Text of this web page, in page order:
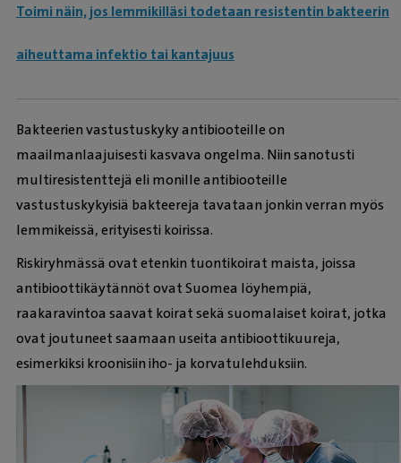
Toimi näin, jos lemmikilläsi todetaan resistentin bakteerin
aiheuttama infektio tai kantajuus
Bakteerien vastustuskyky antibiooteille on
maailmanlaajuisesti kasvava ongelma. Niin sanotusti
multiresistenttejä eli monille antibiooteille
vastustuskykyisiä bakteereja tavataan jonkin verran myös
lemmikeissä, erityisesti koirissa.
Riskiryhmässä ovat etenkin tuontikoirat maista, joissa
antibioottikäytännöt ovat Suomea löyhempiä,
raakaravintoa saavat koirat sekä suomalaiset koirat, jotka
ovat joutuneet saamaan useita antibioottikuureja,
esimerkiksi kroonisiin iho- ja korvatulehduksiin.